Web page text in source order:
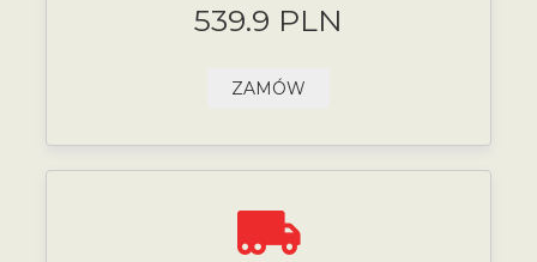
539.9 PLN
ZAMÓW